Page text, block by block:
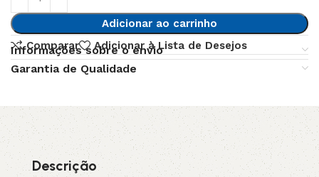
Adicionar ao carrinho
Comparar
Adicionar à Lista de Desejos
Informações sobre o envio
Garantia de Qualidade
Descrição